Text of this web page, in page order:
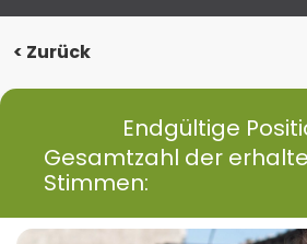
< Zurück
Endgültige
Gesamtzahl der
Stimmen: